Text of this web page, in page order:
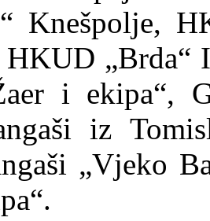
Knešpolje,
HKUD „Brda“
i ekipa“,
iz
„Vjeko